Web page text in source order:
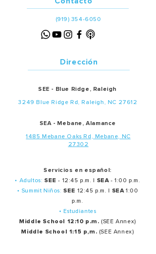
(919) 354-6050
Dirección
SEE - Blue Ridge, Raleigh
3249 Blue Ridge Rd, Raleigh, NC 27612
SEA - Mebane, Alamance
1485 Mebane Oaks Rd, Mebane, NC
27302
Servicios en español:
• Adultos:SEE - 12:45 p.m. | SEA- 1:00 p.m.
• Summit Niños:SEE 12:45 p.m. | SEA1:00
p.m.
• Estudiantes
Middle School 12:10 p.m. (SEE Annex)
Middle School 1:15 p,m. (SEE Annex)